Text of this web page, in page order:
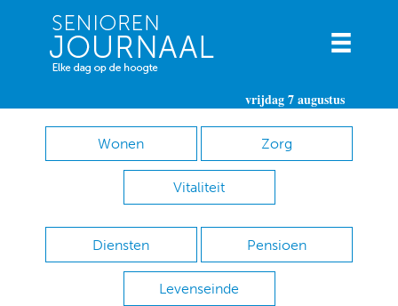
vrijdag 7 augustus
Wonen Zorg
Vitaliteit
Diensten Pensioen
Levenseinde